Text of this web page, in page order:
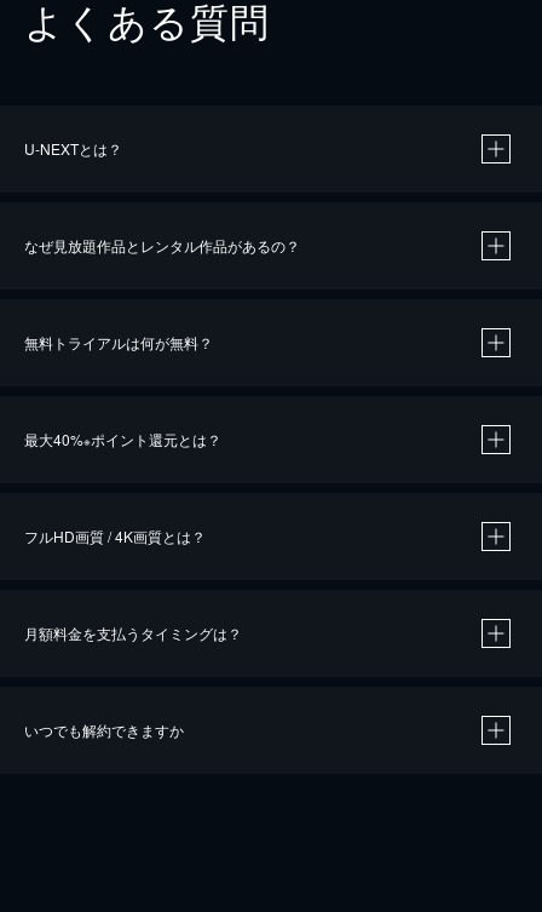
よくある質問
U-NEXTとは？
なぜ見放題作品とレンタル作品があるの？
無料トライアルは何が無料？
最大40%※ポイント還元とは？
※40％ポイント還元の対象は、クレジットカード決済による作品の購入 / レンタルです。
フルHD画質 / 4K画質とは？
月額料金を支払うタイミングは？
いつでも解約できますか